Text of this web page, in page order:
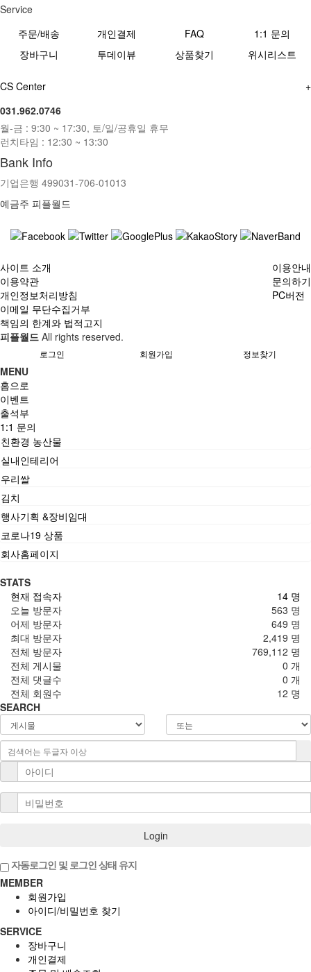
Service
주문/배송
개인결제 FAQ
1:1 문의
장바구니
투데이뷰 상품찾기 위시리스트
+
CS Center
031.962.0746
월-금 : 9:30 ~ 17:30, 토/일/공휴일 휴무
런치타임 : 12:30 ~ 13:30
Bank Info
기업은행 499031-706-01013
예금주 피플월드
사이트 소개
이용약관
개인정보처리방침
이메일 무단수집거부
책임의 한계와 법적고지
이용안내
문의하기
PC버전
피플월드 All rights reserved.
로그인 회원가입 정보찾기
MENU
홈으로
이벤트
출석부
1:1 문의
친환경 농산물
실내인테리어
우리쌀
김치
행사기획 &장비임대
코로나19 상품
회사홈페이지
STATS
14 명
현재 접속자
563 명
오늘 방문자
649 명
어제 방문자
2,419 명
최대 방문자
769,112 명
전체 방문자
0 개
전체 게시물
0 개
전체 댓글수
12 명
전체 회원수
SEARCH
Login
자동로그인 및 로그인 상태 유지
MEMBER
회원가입
아이디/비밀번호 찾기
SERVICE
장바구니
개인결제